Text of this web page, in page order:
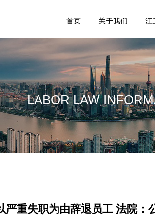
首页 关于我们 江
LABOR LAW
严重失职为由辞退员工 法院：